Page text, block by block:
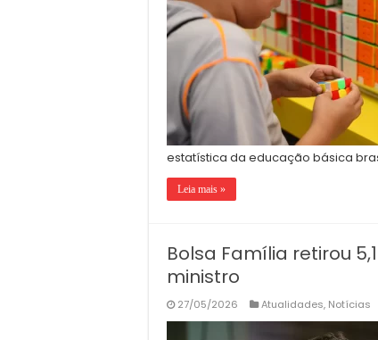
estatística da educação básica
Leia mais »
Bolsa Família retirou
ministro
27/05/2026 Atualidades, Notícias